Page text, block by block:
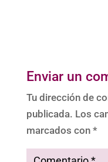
Enviar un
Tu dirección de
publicada. Los
marcados con *